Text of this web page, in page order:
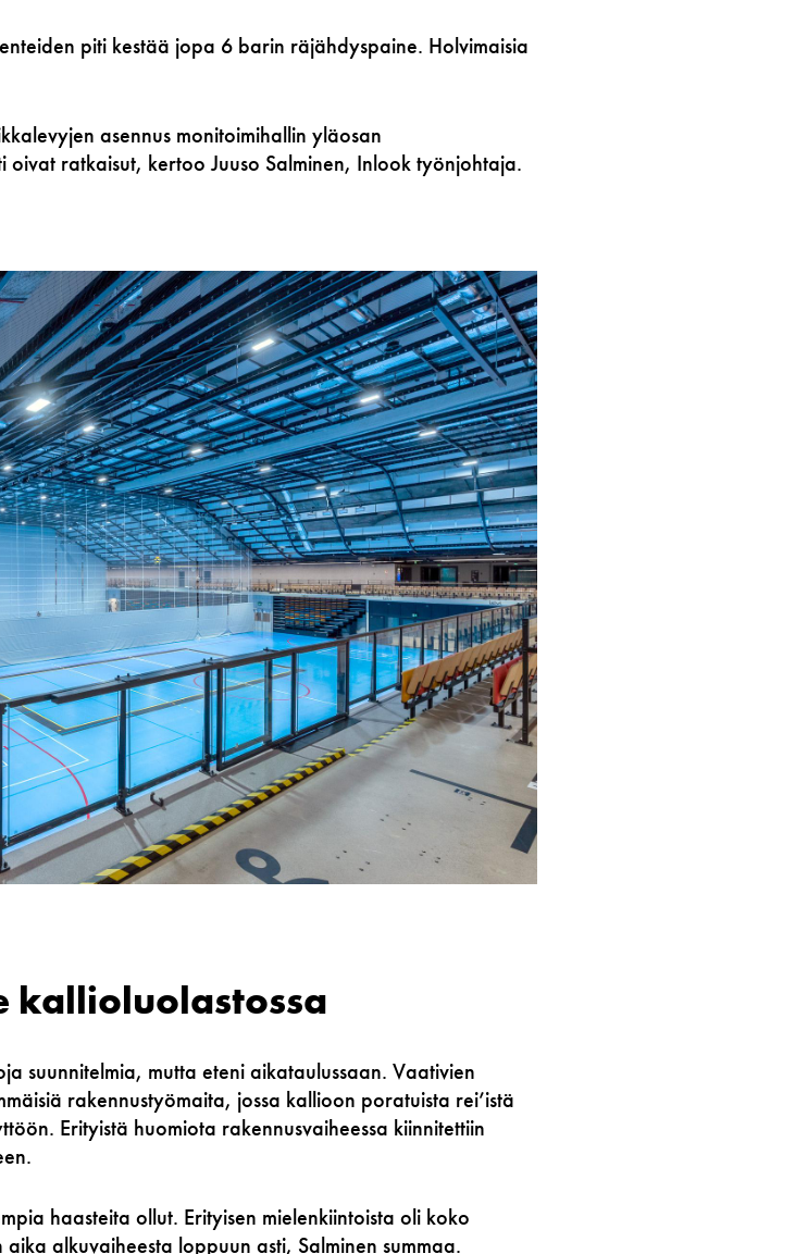
piti kestää jopa 6 barin räjähdyspaine. Holvimaisia
asennus monitoimihallin yläosan
oivat ratkaisut, kertoo Juuso Salminen, Inlook työnjohtaja.
kallioluolastossa
suunnitelmia, mutta eteni aikataulussaan. Vaativien
rakennustyömaita, jossa kallioon poratuista rei’istä
Erityistä huomiota rakennusvaiheessa kiinnitettiin
haasteita ollut. Erityisen mielenkiintoista oli koko
alkuvaiheesta loppuun asti, Salminen summaa.